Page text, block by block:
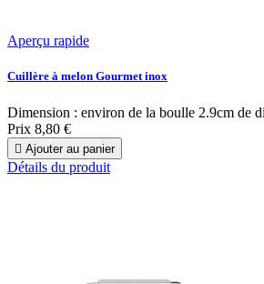
Aperçu rapide
Cuillère à melon Gourmet inox
Dimension : environ de la boulle 2.9cm de
Prix 8,80 €
 Ajouter au panier
Détails du produit